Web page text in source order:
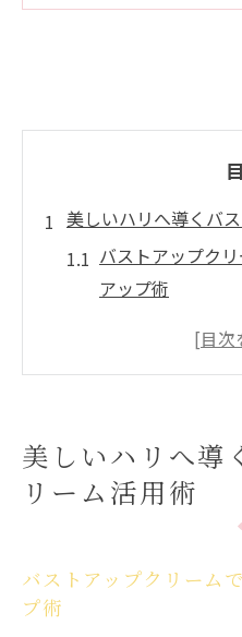
美しいハリへ導くバ
バストアップク
アップ術
マッサージと併
バストアップク
ポイント
バストアップク
美しいハリへ導
リーム活用術
バストアップクリーム
プ術